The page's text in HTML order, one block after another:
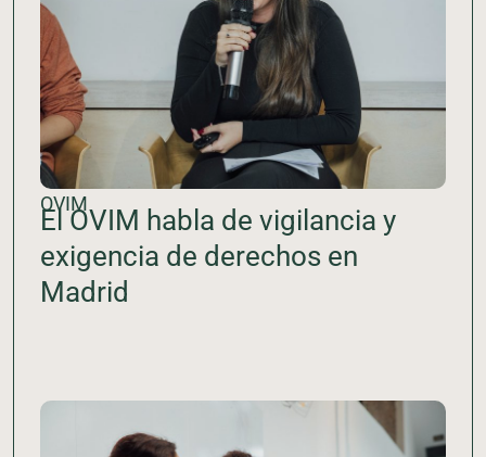
OVIM
El OVIM habla de vigilancia y
exigencia de derechos en
Madrid